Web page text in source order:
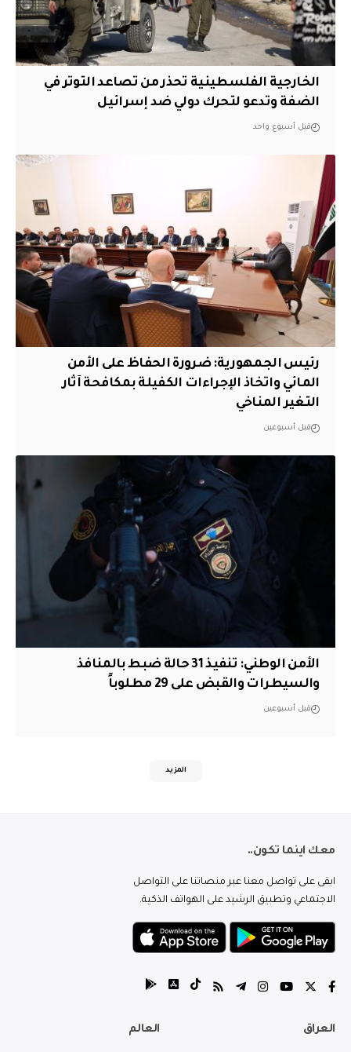
الخارجية الفلسطينية تحذر من تصاعد التوتر في
الضفة وتدعو لتحرك دولي ضد إسرائيل
قبل أسبوع واحد
رئيس الجمهورية: ضرورة الحفاظ على الأمن
المائي واتخاذ الإجراءات الكفيلة بمكافحة آثار
التغير المناخي
قبل أسبوعين
الأمن الوطني: تنفيذ 31 حالة ضبط بالمنافذ
والسيطرات والقبض على 29 مطلوباً
قبل أسبوعين
المزيد
معك اينما تكون..
ابقى على تواصل معنا عبر منصاتنا على التواصل
الاجتماعي وتطبيق الرشيد على الهواتف الذكية.
العراق العالم